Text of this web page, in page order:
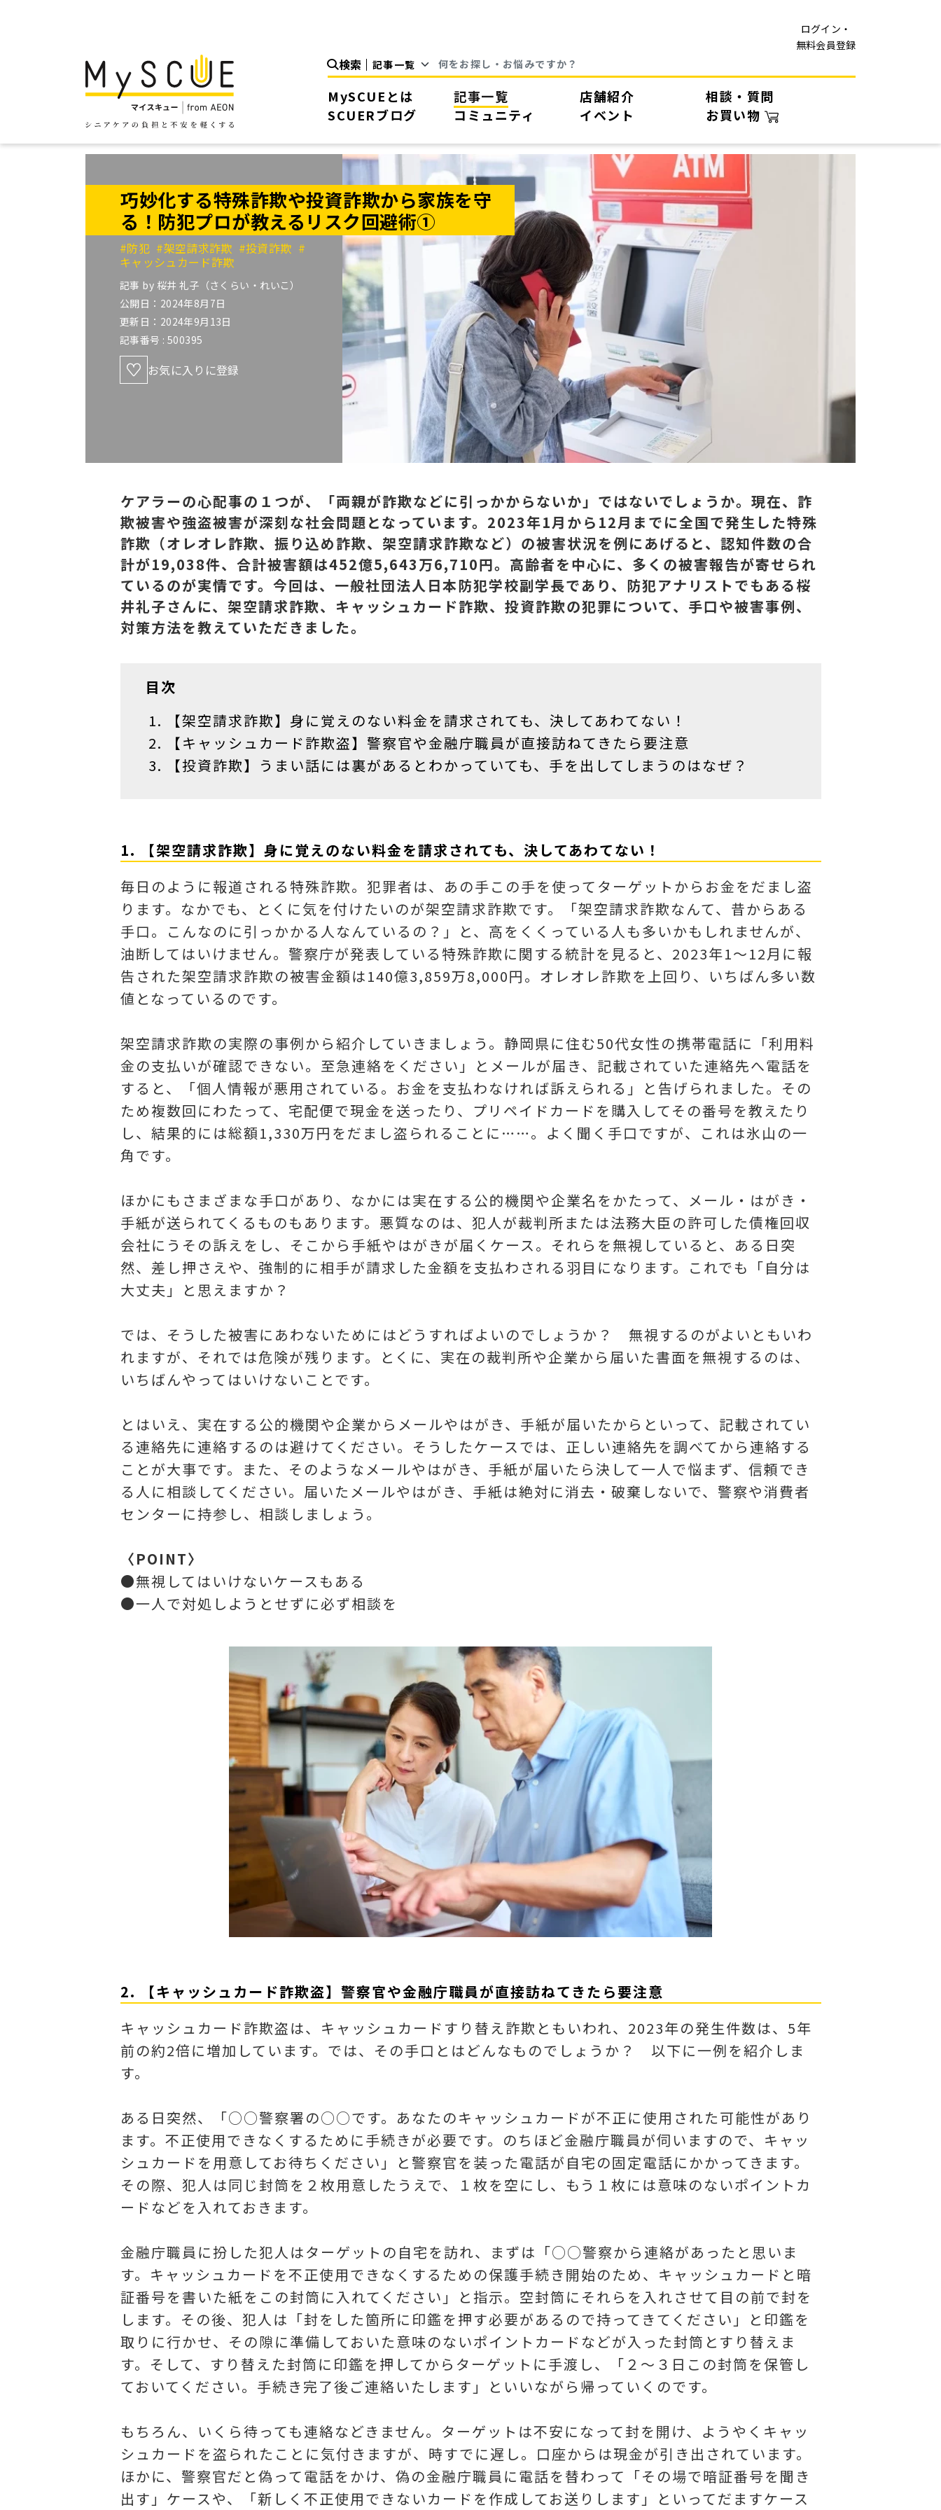
ログイン・
無料会員登録
検索
MySCUEとは 記事一覧 店舗紹介
相談・質問
SCUERブログ
コミュニティ イベント お買い物
巧妙化する特殊詐欺や投資詐欺から家族を守
る！防犯プロが教えるリスク回避術①
#防犯 #架空請求詐欺 #投資詐欺 #
キャッシュカード詐欺
記事 by 桜井 礼子（さくらい・れいこ）
公開日：2024年8月7日
更新日：2024年9月13日
記事番号 : 500395
お気に入りに登録
ケアラーの心配事の１つが、「両親が詐欺などに引っかからないか」ではないでしょうか。現在、詐
欺被害や強盗被害が深刻な社会問題となっています。2023年1月から12月までに全国で発生した特殊
詐欺（オレオレ詐欺、振り込め詐欺、架空請求詐欺など）の被害状況を例にあげると、認知件数の合
計が19,038件、合計被害額は452億5,643万6,710円。高齢者を中心に、多くの被害報告が寄せられ
ているのが実情です。今回は、一般社団法人日本防犯学校副学長であり、防犯アナリストでもある桜
井礼子さんに、架空請求詐欺、キャッシュカード詐欺、投資詐欺の犯罪について、手口や被害事例、
対策方法を教えていただきました。
目次
【架空請求詐欺】身に覚えのない料金を請求されても、決してあわてない！
【キャッシュカード詐欺盗】警察官や金融庁職員が直接訪ねてきたら要注意
【投資詐欺】うまい話には裏があるとわかっていても、手を出してしまうのはなぜ？
1. 【架空請求詐欺】身に覚えのない料金を請求されても、決してあわてない！
毎日のように報道される特殊詐欺。犯罪者は、あの手この手を使ってターゲットからお金をだまし盗
ります。なかでも、とくに気を付けたいのが架空請求詐欺です。「架空請求詐欺なんて、昔からある
手口。こんなのに引っかかる人なんているの？」と、高をくくっている人も多いかもしれませんが、
油断してはいけません。警察庁が発表している特殊詐欺に関する統計を見ると、2023年1〜12月に報
告された架空請求詐欺の被害金額は140億3,859万8,000円。オレオレ詐欺を上回り、いちばん多い数
値となっているのです。
架空請求詐欺の実際の事例から紹介していきましょう。静岡県に住む50代女性の携帯電話に「利用料
金の支払いが確認できない。至急連絡をください」とメールが届き、記載されていた連絡先へ電話を
すると、「個人情報が悪用されている。お金を支払わなければ訴えられる」と告げられました。その
ため複数回にわたって、宅配便で現金を送ったり、プリペイドカードを購入してその番号を教えたり
し、結果的には総額1,330万円をだまし盗られることに……。よく聞く手口ですが、これは氷山の一
角です。
ほかにもさまざまな手口があり、なかには実在する公的機関や企業名をかたって、メール・はがき・
手紙が送られてくるものもあります。悪質なのは、犯人が裁判所または法務大臣の許可した債権回収
会社にうその訴えをし、そこから手紙やはがきが届くケース。それらを無視していると、ある日突
然、差し押さえや、強制的に相手が請求した金額を支払わされる羽目になります。これでも「自分は
大丈夫」と思えますか？
では、そうした被害にあわないためにはどうすればよいのでしょうか？ 無視するのがよいともいわ
れますが、それでは危険が残ります。とくに、実在の裁判所や企業から届いた書面を無視するのは、
いちばんやってはいけないことです。
とはいえ、実在する公的機関や企業からメールやはがき、手紙が届いたからといって、記載されてい
る連絡先に連絡するのは避けてください。そうしたケースでは、正しい連絡先を調べてから連絡する
ことが大事です。また、そのようなメールやはがき、手紙が届いたら決して一人で悩まず、信頼でき
る人に相談してください。届いたメールやはがき、手紙は絶対に消去・破棄しないで、警察や消費者
センターに持参し、相談しましょう。
〈POINT〉
●無視してはいけないケースもある
●一人で対処しようとせずに必ず相談を
2. 【キャッシュカード詐欺盗】警察官や金融庁職員が直接訪ねてきたら要注意
キャッシュカード詐欺盗は、キャッシュカードすり替え詐欺ともいわれ、2023年の発生件数は、5年
前の約2倍に増加しています。では、その手口とはどんなものでしょうか？ 以下に一例を紹介しま
す。
ある日突然、「○○警察署の○○です。あなたのキャッシュカードが不正に使用された可能性があり
ます。不正使用できなくするために手続きが必要です。のちほど金融庁職員が伺いますので、キャッ
シュカードを用意してお待ちください」と警察官を装った電話が自宅の固定電話にかかってきます。
その際、犯人は同じ封筒を２枚用意したうえで、１枚を空にし、もう１枚には意味のないポイントカ
ードなどを入れておきます。
金融庁職員に扮した犯人はターゲットの自宅を訪れ、まずは「○○警察から連絡があったと思いま
す。キャッシュカードを不正使用できなくするための保護手続き開始のため、キャッシュカードと暗
証番号を書いた紙をこの封筒に入れてください」と指示。空封筒にそれらを入れさせて目の前で封を
します。その後、犯人は「封をした箇所に印鑑を押す必要があるので持ってきてください」と印鑑を
取りに行かせ、その隙に準備しておいた意味のないポイントカードなどが入った封筒とすり替えま
す。そして、すり替えた封筒に印鑑を押してからターゲットに手渡し、「２～３日この封筒を保管し
ておいてください。手続き完了後ご連絡いたします」といいながら帰っていくのです。
もちろん、いくら待っても連絡などきません。ターゲットは不安になって封を開け、ようやくキャッ
シュカードを盗られたことに気付きますが、時すでに遅し。口座からは現金が引き出されています。
ほかに、警察官だと偽って電話をかけ、偽の金融庁職員に電話を替わって「その場で暗証番号を聞き
出す」ケースや、「新しく不正使用できないカードを作成してお送りします」といってだますケース